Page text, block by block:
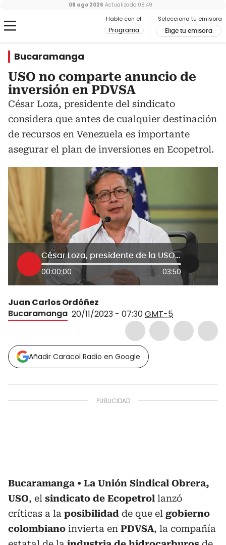
Hable con el
Programa
Selecciona tu emisora
Elige tu emisora
08 ago 2026 Actualizado 08:49
Bucaramanga
USO no comparte anuncio de
inversión en PDVSA
César Loza, presidente del sindicato
considera que antes de cualquier destinación
de recursos en Venezuela es importante
asegurar el plan de inversiones en Ecopetrol.
César Loza, presidente de la USO habla del anuncio de inversiones de Colombia en PDVSA
00:00:00 03:50
Juan Carlos Ordóñez
Bucaramanga 20/11/2023 - 07:30GMT-5
Añadir Caracol Radio en Google
Bucaramanga
La Unión Sindical Obrera,
USO, el sindicato de Ecopetrol lanzó
críticas a la posibilidad de que el gobierno
colombiano invierta en PDVSA, la compañía